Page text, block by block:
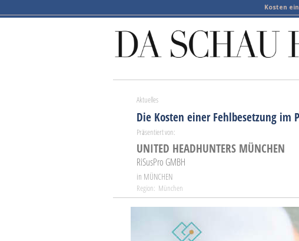
Kosten
Aktuelles
Die Kosten einer Fehlbesetzung
Präsentiert von:
UNITED HEADHUNTERS MÜNCHEN
RiSusPro GMBH
in MÜNCHEN
Region: München